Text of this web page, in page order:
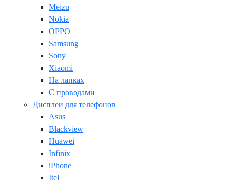
Meizu
Nokia
OPPO
Samsung
Sony
Xiaomi
На лапках
С проводами
Дисплеи для телефонов
Asus
Blackview
Huawei
Infinix
iPhone
Itel